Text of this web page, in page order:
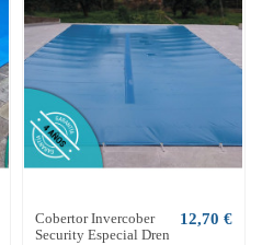
Cobertor Invercober
Security Especial Dren
12,70 €